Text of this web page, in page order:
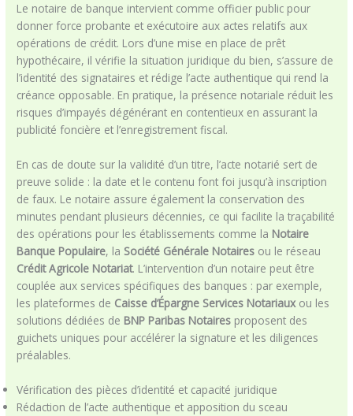
Le notaire de banque intervient comme officier public pour
donner force probante et exécutoire aux actes relatifs aux
opérations de crédit. Lors d’une mise en place de prêt
hypothécaire, il vérifie la situation juridique du bien, s’assure de
l’identité des signataires et rédige l’acte authentique qui rend la
créance opposable. En pratique, la présence notariale réduit les
risques d’impayés dégénérant en contentieux en assurant la
publicité foncière et l’enregistrement fiscal.
En cas de doute sur la validité d’un titre, l’acte notarié sert de
preuve solide : la date et le contenu font foi jusqu’à inscription
de faux. Le notaire assure également la conservation des
minutes pendant plusieurs décennies, ce qui facilite la traçabilité
des opérations pour les établissements comme la Notaire
Banque Populaire, la Société Générale Notaires ou le réseau
Crédit Agricole Notariat. L’intervention d’un notaire peut être
couplée aux services spécifiques des banques : par exemple,
les plateformes de Caisse d’Épargne Services Notariauxou les
solutions dédiées de BNP Paribas Notaires proposent des
guichets uniques pour accélérer la signature et les diligences
préalables.
Vérification des pièces d’identité et capacité juridique
Rédaction de l’acte authentique et apposition du sceau